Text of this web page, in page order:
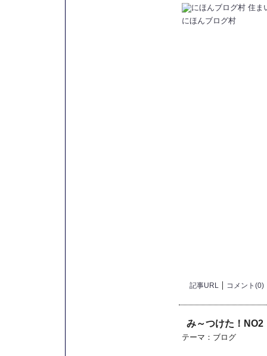
にほんブログ村
記事URL コメント(0)
み～つけた！NO2
テーマ： ブログ